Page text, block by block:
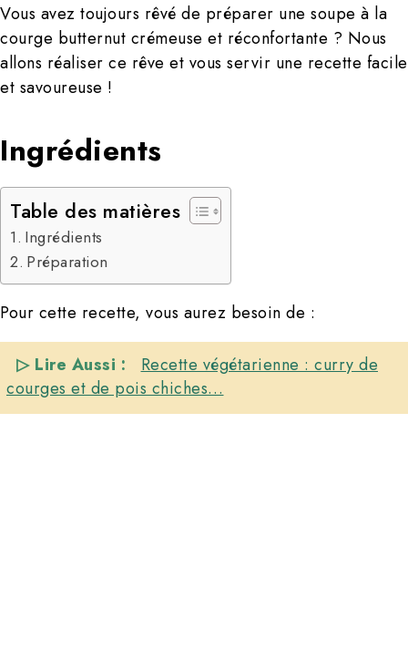
Vous avez toujours rêvé de préparer une soupe à la
courge butternut crémeuse et réconfortante ? Nous
allons réaliser ce rêve et vous servir une recette facile
et savoureuse !
Ingrédients
Table des matières
Ingrédients
Préparation
Pour cette recette, vous aurez besoin de :
▷ Lire Aussi :
Recette végétarienne : curry de
courges et de pois chiches…